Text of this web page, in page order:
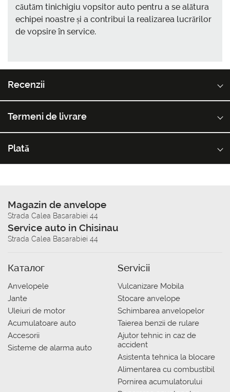
căutăm tinichigiu vopsitor auto pentru a se alătura
echipei noastre și a contribui la realizarea lucrărilor
de vopsire în service.
Recenzii
Termeni de livrare
Plată
Magazin de anvelope
Strada Calea Basarabiei 44
Service auto in Chisinau
Strada Calea Basarabiei 44
Каталог
Anvelopele
Jante
Uleiuri de motor
Acumulatoare auto
Accesorii
Sisteme de alarma auto
Servicii
Vulcanizare Mobila
Stocare anvelope
Schimbarea anvelopelor
Taierea benzii de rulare
Ajutor tehnic in caz de
accident
Asistenta tehnica la blocare
Alimentarea cu combustibil
Pornirea acumulatorului